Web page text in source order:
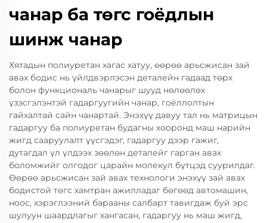
чанар ба төгс гоёдлын
шинж чанар
Хятадын полиуретан хагас хатуу, өөрөө арьсжисан зай
авах бодис нь үйлдвэрлэсэн деталейн гадаад төрх
болон функциональ чанарыг шууд нөлөөлөх
үзэсгэлэнтэй гадаргуугийн чанар, гоёллолтын
гайхалтай сайн чанартай. Энэхүү давуу тал нь матрицын
гадаргуу ба полиуретан будагны хооронд маш нарийн
жигд сааруулалт үүсгэдэг, гадаргуу дээр гажиг,
дутагдал үл үлдээх зөөлөн деталейг гарган авах
боломжийг олгодог царайн молекул бүтцэд суурилдаг.
Өөрөө арьсжисан зай авах технологи энэхүү зай авах
бодистой төгс хамтран ажилладаг бөгөөд автомашин,
ноос, хэрэглээний барааны салбарт тавигдаж буй эрс
шулуун шаардлагыг хангасан, гадаргуу нь маш жигд,